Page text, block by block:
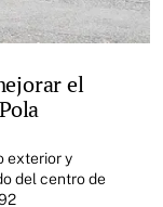
el
exterior y
del centro de